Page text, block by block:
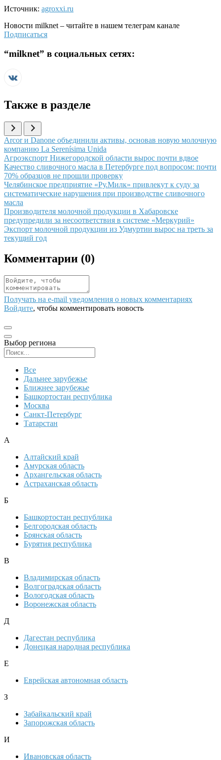
Источник: agroxxi.ru
Новости milknet – читайте в нашем телеграм канале
Подписаться
“milknet” в социальных сетях:
Также в разделе
Иллюстрация новости
Arcor и Danone объединили активы, основав новую молочную
компанию La Serenísima Unida
Иллюстрация новости
Агроэкспорт Нижегородской области вырос почти вдвое
Иллюстрация новости
Качество сливочного масла в Петербурге под вопросом: почти
70% образцов не прошли проверку
Иллюстрация новости
Челябинское предприятие «Ру.Милк» привлекут к суду за
систематические нарушения при производстве сливочного
масла
Иллюстрация новости
Производителя молочной продукции в Хабаровске
предупредили за несоответствия в системе «Меркурий»
Иллюстрация новости
Экспорт молочной продукции из Удмуртии вырос на треть за
текущий год
Комментарии (0)
Получать на e‑mail уведомления о новых комментариях
Войдите, чтобы комментировать новость
Выбор региона
Все
Дальнее зарубежье
Ближнее зарубежье
Башкортостан республика
Москва
Санкт-Петербург
Татарстан
А
Алтайский край
Амурская область
Архангельская область
Астраханская область
Б
Башкортостан республика
Белгородская область
Брянская область
Бурятия республика
В
Владимирская область
Волгоградская область
Вологодская область
Воронежская область
Д
Дагестан республика
Донецкая народная республика
Е
Еврейская автономная область
З
Забайкальский край
Запорожская область
И
Ивановская область